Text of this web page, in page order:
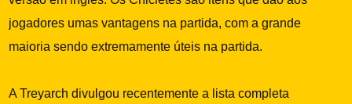
jogadores umas vantagens na partida, com a grande
maioria sendo extremamente úteis na partida.
A Treyarch divulgou recentemente a lista completa